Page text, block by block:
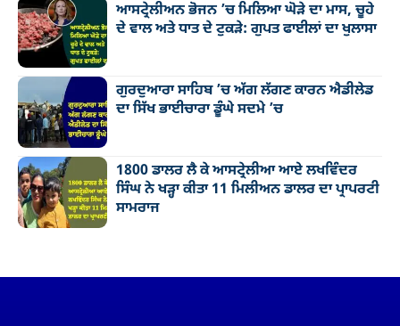
ਆਸਟ੍ਰੇਲੀਅਨ ਭੋਜਨ ’ਚ ਮਿਲਿਆ ਘੋੜੇ ਦਾ ਮਾਸ, ਚੂਹੇ
ਦੇ ਵਾਲ ਅਤੇ ਧਾਤ ਦੇ ਟੁਕੜੇ: ਗੁਪਤ ਫਾਈਲਾਂ ਦਾ ਖੁਲਾਸਾ
ਗੁਰਦੁਆਰਾ ਸਾਹਿਬ ’ਚ ਅੱਗ ਲੱਗਣ ਕਾਰਨ ਐਡੀਲੇਡ
ਦਾ ਸਿੱਖ ਭਾਈਚਾਰਾ ਡੂੰਘੇ ਸਦਮੇ ’ਚ
1800 ਡਾਲਰ ਲੈ ਕੇ ਆਸਟ੍ਰੇਲੀਆ ਆਏ ਲਖਵਿੰਦਰ
ਸਿੰਘ ਨੇ ਖੜ੍ਹਾ ਕੀਤਾ 11 ਮਿਲੀਅਨ ਡਾਲਰ ਦਾ ਪ੍ਰਾਪਰਟੀ
ਸਾਮਰਾਜ